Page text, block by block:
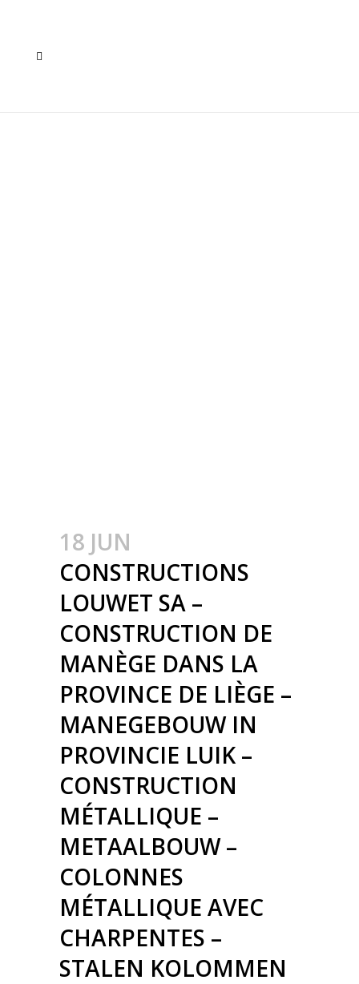
18 JUN
CONSTRUCTIONS
LOUWET SA –
CONSTRUCTION DE
MANÈGE DANS LA
PROVINCE DE LIÈGE –
MANEGEBOUW IN
PROVINCIE LUIK –
CONSTRUCTION
MÉTALLIQUE –
METAALBOUW –
COLONNES
MÉTALLIQUE AVEC
CHARPENTES –
STALEN KOLOMMEN